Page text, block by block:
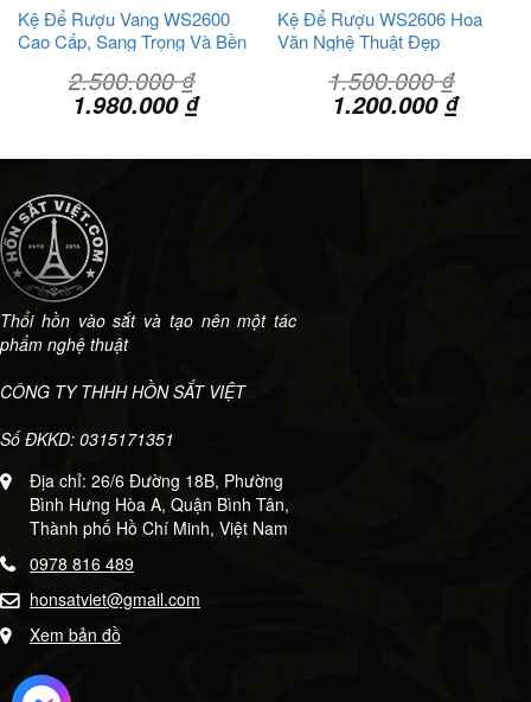
Kệ Để Rượu Vang WS2600
Cao Cấp, Sang Trọng Và Bền
2.500.000₫
Giá
là:
1.980.000₫Giá
tại
Kệ Để Rượu WS2606 Hoa
Văn Nghệ Thuật Đẹp
1.500.000₫
Giá
là:
1.200.000₫Giá
tại
₫.
Thổi hồn vào sắt và tạo nên một tác
phẩm nghệ thuật
CÔNG TY THHH HỒN SẮT VIỆT
Số ĐKKD: 0315171351
Địa chỉ: 26/6 Đường 18B, Phường
Bình Hưng Hòa A, Quận Bình Tân,
Thành phố Hồ Chí Minh, Việt Nam
0978 816 489
honsatviet@gmail.com
Xem bản đồ